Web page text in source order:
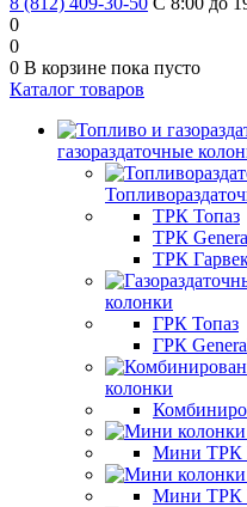
0
0
0 В корзине пока пусто
Каталог товаров
газораздаточные
ТРК Топаз
ТРК
ТРК
колонки
ГРК Топаз
ГРК
колонки
Мини ТРК
Мини ТРК